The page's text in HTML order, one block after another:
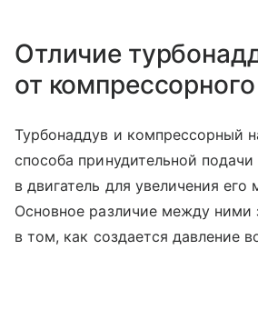
Отличие
от
Турбонаддув и компрессорный
способа принудительной подачи
в двигатель для увеличения
Основное различие между ними
в том, как создается давление